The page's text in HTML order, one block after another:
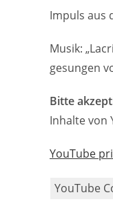
Impuls aus
Musik:
gesungen
Bitte
Inhalte von
YouTube
YouTube